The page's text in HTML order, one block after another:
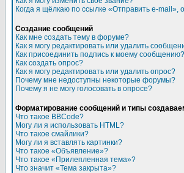
Когда я щёлкаю по ссылке «Отправить e-mail»,
Создание сообщений
Как мне создать тему в форуме?
Как я могу редактировать или удалить
Как присоединить подпись к моему сообщению?
Как создать опрос?
Как я могу редактировать или удалить опрос?
Почему мне недоступны некоторые форумы?
Почему я не могу голосовать в опросе?
Форматирование сообщений и типы
Что такое BBCode?
Могу ли я использовать HTML?
Что такое смайлики?
Могу ли я вставлять картинки?
Что такое «Объявление»?
Что такое «Прилепленная тема»?
Что значит «Тема закрыта»?